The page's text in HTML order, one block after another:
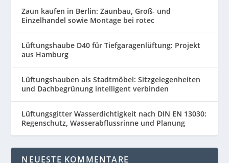
Zaun kaufen in Berlin: Zaunbau, Groß- und
Einzelhandel sowie Montage bei rotec
Lüftungshaube D40 für Tiefgaragenlüftung: Projekt
aus Hamburg
Lüftungshauben als Stadtmöbel: Sitzgelegenheiten
und Dachbegrünung intelligent verbinden
Lüftungsgitter Wasserdichtigkeit nach DIN EN 13030:
Regenschutz, Wasserabflussrinne und Planung
NEUESTE KOMMENTARE